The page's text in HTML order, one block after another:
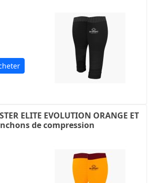
ELITE EVOLUTION ORANGE ET
de compression